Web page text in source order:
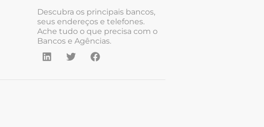
Descubra os principais bancos,
seus endereços e telefones.
Ache tudo o que precisa com o
Bancos e Agências.